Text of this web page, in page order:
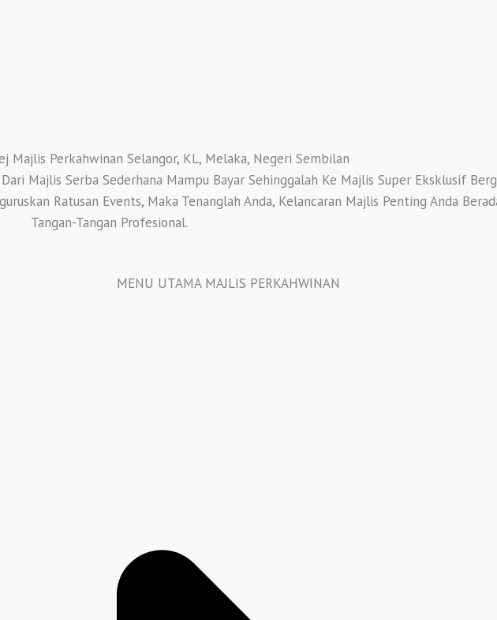
Majlis Perkahwinan Selangor, KL, Melaka, Negeri Sembilan
Majlis Serba Sederhana Mampu Bayar Sehinggalah Ke Majlis Super Eksklusif
Ratusan Events, Maka Tenanglah Anda, Kelancaran Majlis Penting Anda
Tangan-Tangan Profesional.
MENU UTAMA MAJLIS PERKAHWINAN